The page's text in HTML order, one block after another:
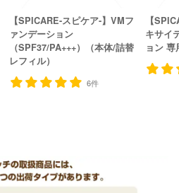
【SPICARE-スピケア-】VMフ
ァンデーション
（SPF37/PA+++）（本体/詰替
レフィル）
6件
【
キサイ
ョン 専